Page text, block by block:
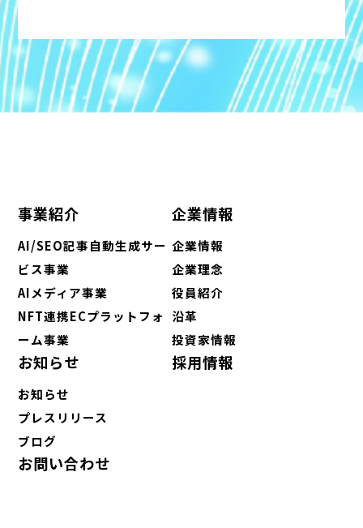
事業紹介
AI/SEO記事自動生成サー
ビス事業
AIメディア事業
NFT連携ECプラットフォ
ーム事業
企業情報
企業情報
企業理念
役員紹介
沿革
投資家情報
お知らせ
お知らせ
プレスリリース
ブログ
採用情報
お問い合わせ